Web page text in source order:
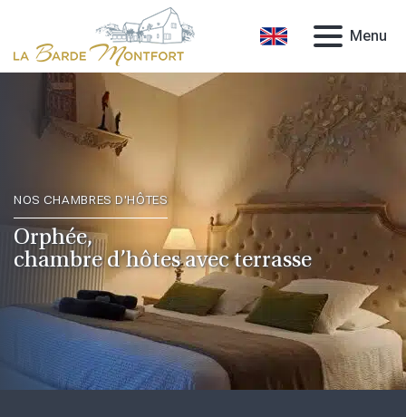
Menu
NOS CHAMBRES D'HÔTES
Orphée,
chambre d’hôtes avec terrasse